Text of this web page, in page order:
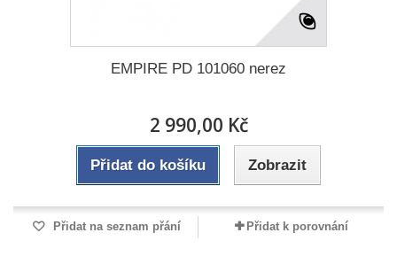
EMPIRE PD 101060 nerez
2 990,00 Kč
Přidat do košíku Zobrazit
Přidat na seznam přání Přidat k porovnání